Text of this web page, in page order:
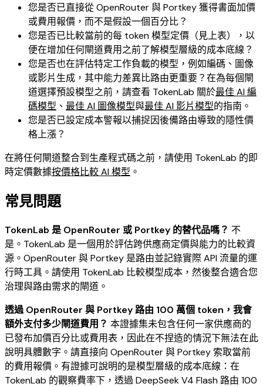
您是否已直接從 OpenRouter 與 Portkey 獲得書面加價
或費用報價，而不是假設一個百分比？
您是否已比較當前的每 token 模型定價（見上表），以
便在增加任何閘道費用之前了解模型層級的成本底線？
您是否也在評估特定工作負載的模型，例如編碼、圖像
或影片生成，其中能力差異比路由更重要？在為每個閘
道選擇預設模型之前，請查看 TokenLab 關於最佳 AI 編
碼模型 、 最佳 AI 圖像模型與最佳 AI 影片模型的指南。
您是否已設定成本警報以捕捉因後備路由導致的隱性價
格上漲？
在將任何閘道整合到生產程式碼之前，請使用 TokenLab 的即
時定價數據按價格比較 AI 模型 。
常見問題
TokenLab 是 OpenRouter 或 Portkey 的替代品嗎？ 不
是。TokenLab 是一個用於評估跨供應商定價與能力的比較資
源。OpenRouter 與 Portkey 是路由並記錄實際 API 流量的運
行時工具。請使用 TokenLab 比較模型成本，然後整合適合您
治理與路由需求的閘道。
透過 OpenRouter 與 Portkey 路由 100 萬個 token，我會
額外支付多少閘道費用？ 本證據集未包含任何一家供應商的
已發布加價百分比或費用表，因此在不捏造的情況下無法在此
說明具體數字。請直接向 OpenRouter 與 Portkey 索取當前
的費用報價。有證據可說明的是模型層級的成本底線：在
TokenLab 的觀察費率下，透過 DeepSeek V4 Flash 路由 100